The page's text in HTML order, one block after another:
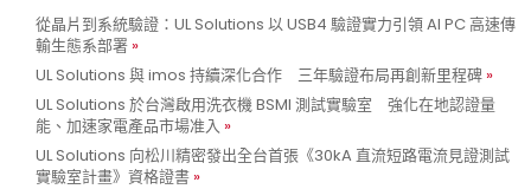
從晶片到系統驗證：UL Solutions 以 USB4 驗證實力引領 AI PC 高速傳
輸生態系部署
UL Solutions 與 imos 持續深化合作 三年驗證布局再創新里程碑
UL Solutions 於台灣啟用洗衣機 BSMI 測試實驗室 強化在地認證量
能、加速家電產品市場准入
UL Solutions 向松川精密發出全台首張《30kA 直流短路電流見證測試
實驗室計畫》資格證書